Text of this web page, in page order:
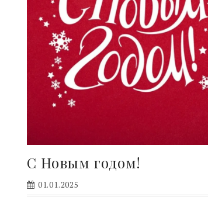
С Новым годом!
01.01.2025